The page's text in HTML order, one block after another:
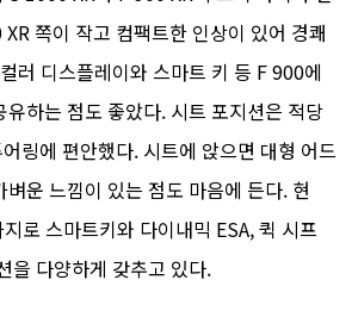
쪽이 작고 컴팩트한 인상이 있어 경쾌
러 디스플레이와 스마트 키 등 F 900에
유하는 점도 좋았다. 시트 포지션은 적당
링에 편안했다. 시트에 앉으면 대형 어드
운 느낌이 있는 점도 마음에 든다. 현
로 스마트키와 다이내믹 ESA, 퀵 시프
을 다양하게 갖추고 있다.